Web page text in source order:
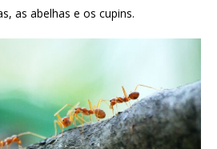
as abelhas e os cupins.